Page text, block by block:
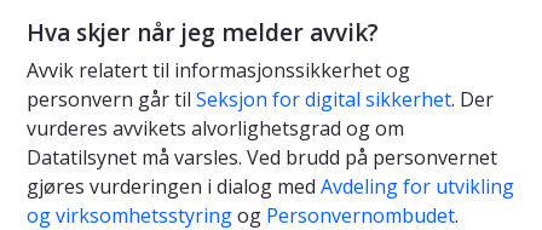
Hva skjer når jeg melder avvik?
Avvik relatert til informasjonssikkerhet og
personvern går til Seksjon for digital sikkerhet. Der
vurderes avvikets alvorlighetsgrad og om
Datatilsynet må varsles. Ved brudd på personvernet
gjøres vurderingen i dialog med Avdeling for utvikling
og virksomhetsstyringog Personvernombudet.